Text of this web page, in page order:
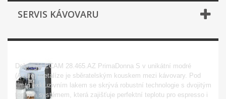
SERVIS KÁVOVARU
DeLonghi ECAM 28.465.AZ PrimaDonna S v unikátní modré
(Azure) metalíze je sběratelským kouskem mezi kávovary. Pod
tímto exkluzivním lakem se skrývá robustní technologie s dvojitým
topným systémem, která zajišťuje perfektní teplotu pro espresso i